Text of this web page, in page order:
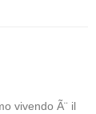
vivendo Ã¨ il